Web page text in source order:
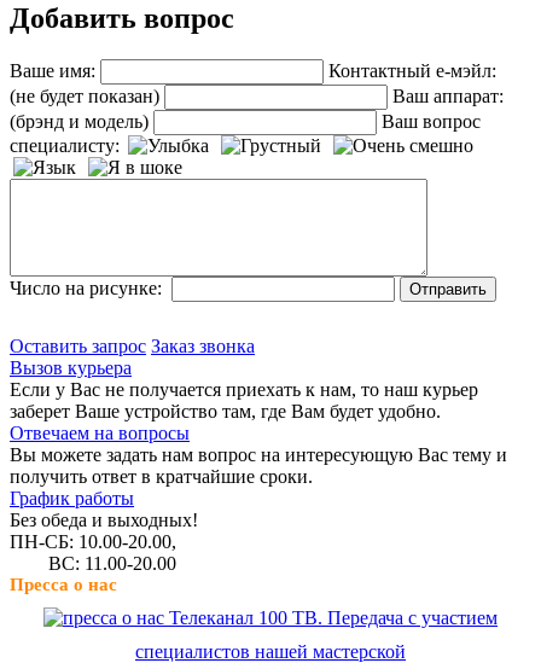
Добавить вопрос
Ваше имя:
Контактный е-мэйл:
(не будет показан)
Ваш аппарат:
(брэнд и модель)
Ваш вопрос
специалисту:
Число на рисунке:
Оставить запрос Заказ звонка
Вызов курьера
Если у Вас не получается приехать к нам, то наш курьер
заберет Ваше устройство там, где Вам будет удобно.
Отвечаем на вопросы
Вы можете задать нам вопрос на интересующую Вас тему и
получить ответ в кратчайшие сроки.
График работы
Без обеда и выходных!
ПН-СБ: 10.00-20.00,
ВС: 11.00-20.00
Пресса о нас
Телеканал 100 ТВ. Передача с участием
специалистов нашей мастерской